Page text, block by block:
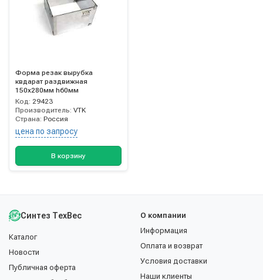
Форма резак вырубка
квдарат раздвижная
150х280мм h60мм
Код: 29423
Производитель: VTK
Страна: Россия
цена по запросу
В корзину
Синтез ТехВес
Каталог
Новости
Публичная оферта
О компании
Информация
Оплата и возврат
Условия доставки
Наши клиенты